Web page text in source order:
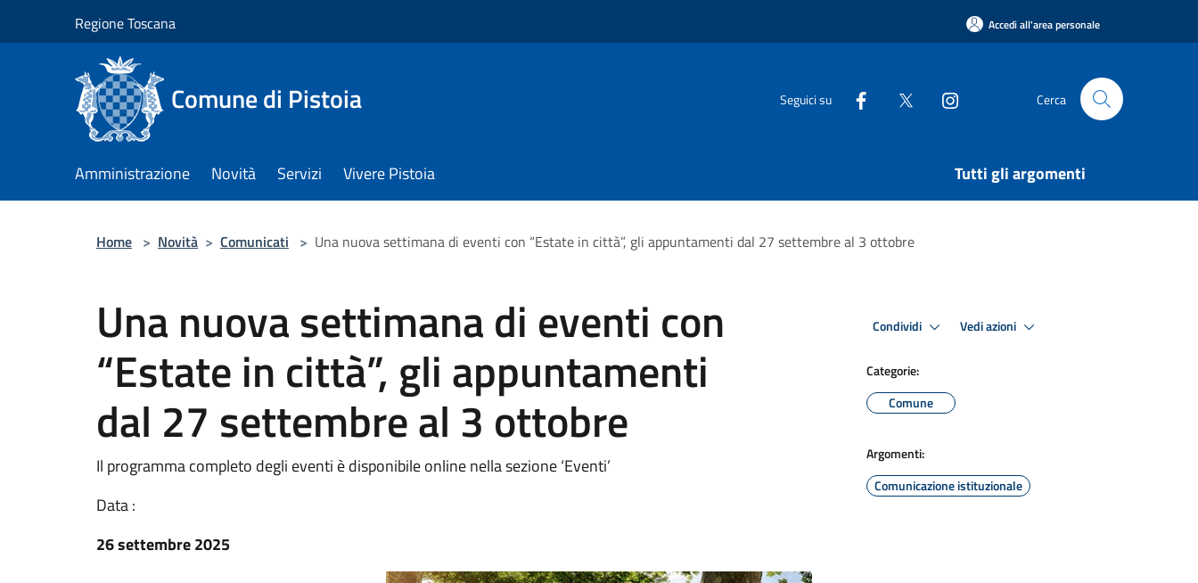
Regione Toscana Accedi all'area personale
Comune di Pistoia Seguici su Cerca
Amministrazione Novità Servizi Vivere Pistoia Tutti gli argomenti
Home > Novità > Comunicati > Una nuova settimana di eventi con “Estate in città”, gli appuntamenti dal 27 settembre al 3 ottobre
Una nuova settimana di eventi con
“Estate in città”, gli appuntamenti
dal 27 settembre al 3 ottobre
Il programma completo degli eventi è disponibile online nella sezione ‘Eventi’
Data :
26 settembre 2025
Condividi Vedi azioni
Categorie:
Comune
Argomenti:
Comunicazione istituzionale